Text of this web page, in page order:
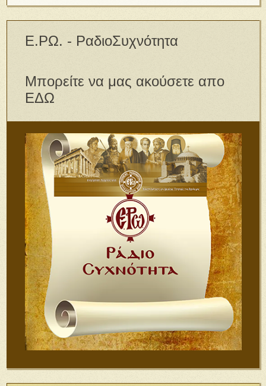
Ε.ΡΩ. - ΡαδιοΣυχνότητα
Μπορείτε να μας ακούσετε απο
ΕΔΩ